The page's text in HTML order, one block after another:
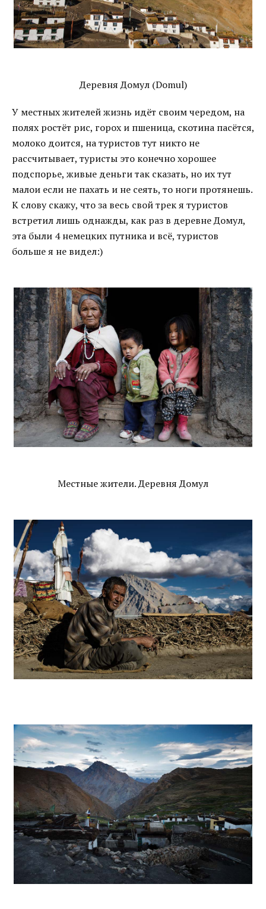
Деревня Домул (Domul)
У местных жителей жизнь идёт своим чередом, на
полях ростёт рис, горох и пшеница, скотина пасётся,
молоко доится, на туристов тут никто не
рассчитывает, туристы это конечно хорошее
подспорье, живые деньги так сказать, но их тут
малои если не пахать и не сеять, то ноги протянешь.
К слову скажу, что за весь свой трек я туристов
встретил лишь однажды, как раз в деревне Домул,
эта были 4 немецких путника и всё, туристов
больше я не видел:)
Местные жители. Деревня Домул